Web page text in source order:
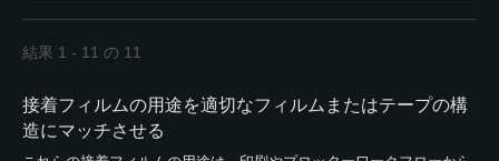
結果 1 - 11 の 11
接着フィルムの用途を適切なフィルムまたはテープの構
造にマッチさせる